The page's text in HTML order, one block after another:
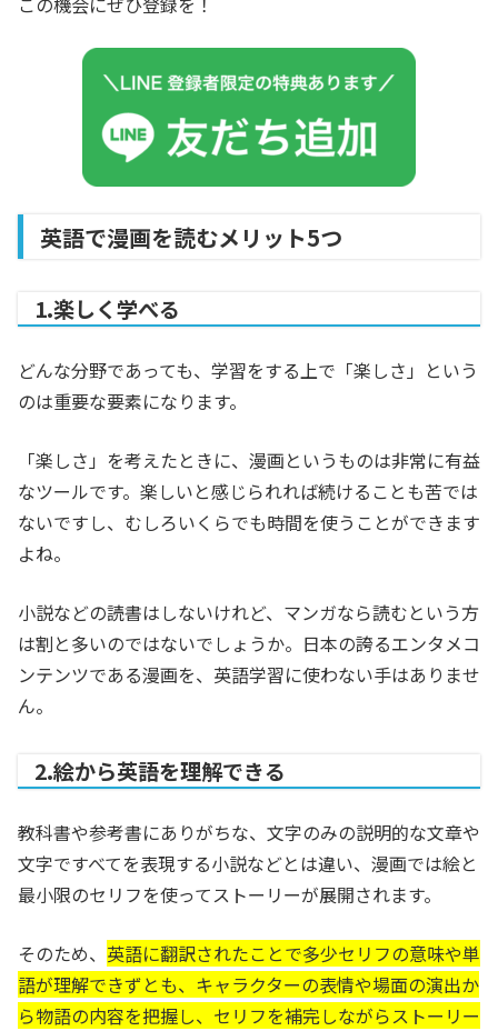
英語で漫画を読むメリット5つ
1.楽しく学べる
どんな分野であっても、学習をする上で「楽しさ」という
のは重要な要素になります。
「楽しさ」を考えたときに、漫画というものは非常に有益
なツールです。楽しいと感じられれば続けることも苦では
ないですし、むしろいくらでも時間を使うことができます
よね。
小説などの読書はしないけれど、マンガなら読むという方
は割と多いのではないでしょうか。日本の誇るエンタメコ
ンテンツである漫画を、英語学習に使わない手はありませ
ん。
2.絵から英語を理解できる
教科書や参考書にありがちな、文字のみの説明的な文章や
文字ですべてを表現する小説などとは違い、漫画では絵と
最小限のセリフを使ってストーリーが展開されます。
そのため、 英語に翻訳されたことで多少セリフの意味や単
語が理解できずとも、キャラクターの表情や場面の演出か
ら物語の内容を把握し、セリフを補完しながらストーリー